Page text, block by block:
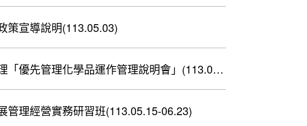
策宣導說明(113.05.03)
「優先管理化學品運作管理說明會」(113.05-
管理經營實務研習班(113.05.15-06.23)